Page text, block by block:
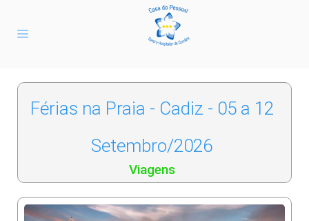
Férias na Praia - Cadiz - 05 a 12
Setembro/2026
Viagens